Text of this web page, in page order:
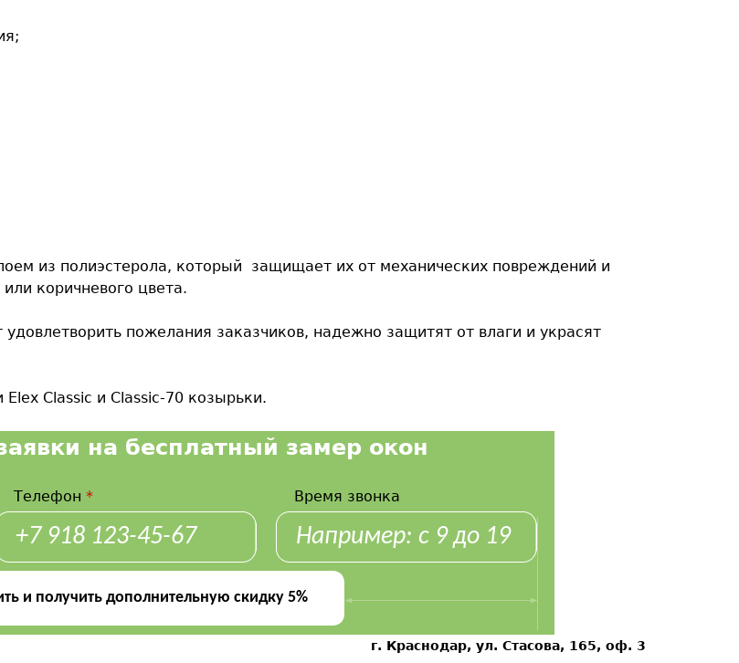
из полиэстерола, который защищает их от механических повреждений и
коричневого цвета.
пожелания заказчиков, надежно защитят от влаги и украсят
Classic и Classic-70 козырьки.
на бесплатный замер окон
Телефон * Время звонка
г. Краснодар, ул. Стасова, 165, оф. 3